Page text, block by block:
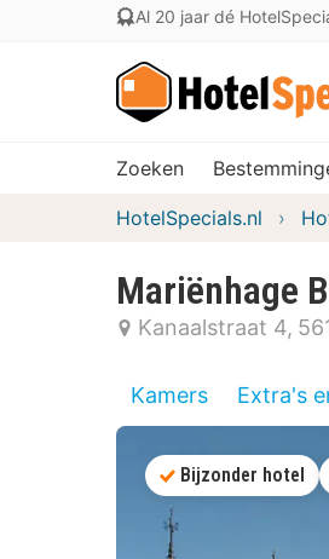
Al 20 jaar dé
Zoeken
HotelSpecials.nl
Mariënhage
Kanaalstraat 4
Kamers Extra's
Bijzonder hotel